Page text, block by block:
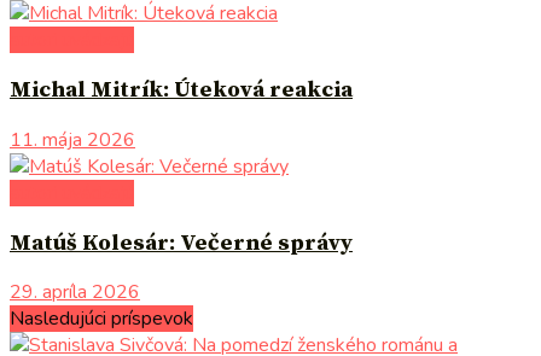
Michal Mitrík: Úteková reakcia
11. mája 2026
Matúš Kolesár: Večerné správy
29. apríla 2026
Nasledujúci príspevok